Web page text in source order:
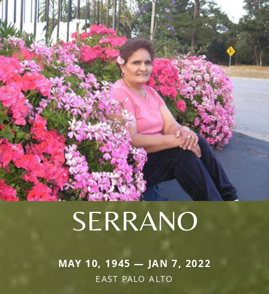
SERRANO
MAY 10, 1945 — JAN 7, 2022
EAST PALO ALTO